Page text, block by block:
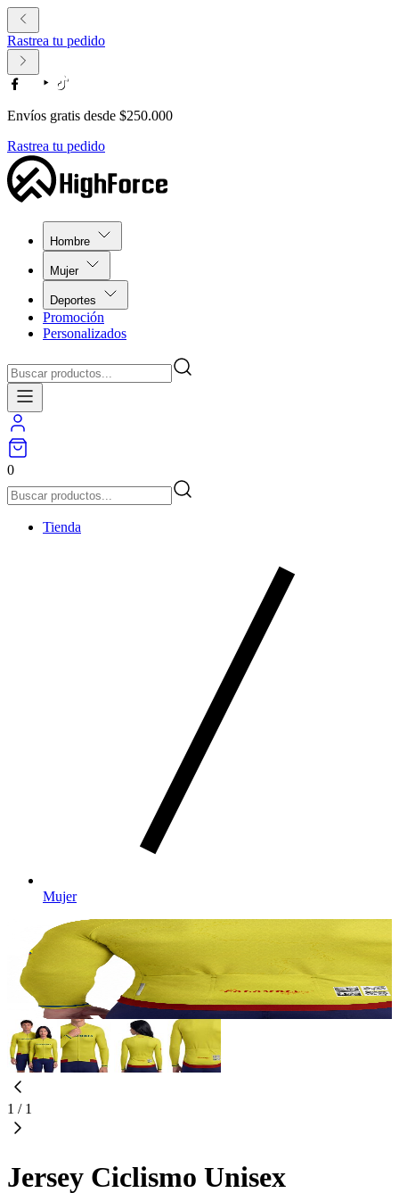
Rastrea tu pedido
Envíos gratis desde $250.000
Rastrea tu pedido
Hombre
Mujer
Deportes
Promoción
Personalizados
0
Tienda
Mujer
1 / 1
Jersey Ciclismo Unisex